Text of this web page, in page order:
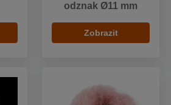
odznak Ø11 mm
Zobrazit